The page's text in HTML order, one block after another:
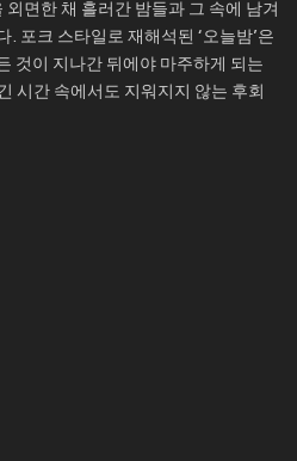
외면한 채 흘러간 밤들과 그 속에 남겨
. 포크 스타일로 재해석된 ‘오늘밤’은
것이 지나간 뒤에야 마주하게 되는
시간 속에서도 지워지지 않는 후회